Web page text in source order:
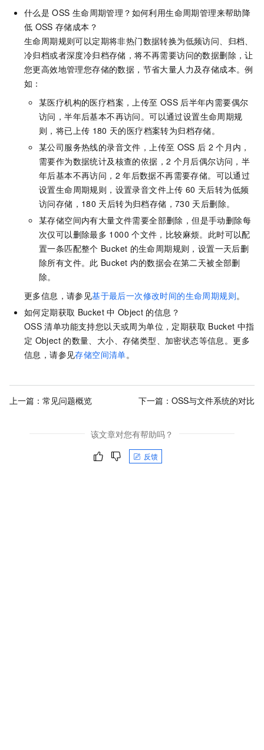
什么是 OSS 生命周期管理？如何利用生命周期管理来帮助降
低 OSS 存储成本？
生命周期规则可以定期将非热门数据转换为低频访问、归档、
冷归档或者深度冷归档存储，将不再需要访问的数据删除，让
您更高效地管理您存储的数据，节省大量人力及存储成本。例
如：
某医疗机构的医疗档案，上传至 OSS 后半年内需要偶尔
访问，半年后基本不再访问。可以通过设置生命周期规
则，将已上传 180 天的医疗档案转为归档存储。
某公司服务热线的录音文件，上传至 OSS 后 2 个月内，
需要作为数据统计及核查的依据，2 个月后偶尔访问，半
年后基本不再访问，2 年后数据不再需要存储。可以通过
设置生命周期规则，设置录音文件上传 60 天后转为低频
访问存储，180 天后转为归档存储，730 天后删除。
某存储空间内有大量文件需要全部删除，但是手动删除每
次仅可以删除最多 1000 个文件，比较麻烦。此时可以配
置一条匹配整个 Bucket 的生命周期规则，设置一天后删
除所有文件。此 Bucket 内的数据会在第二天被全部删
除。
更多信息，请参见基于最后一次修改时间的生命周期规则。
如何定期获取 Bucket 中 Object 的信息？
OSS 清单功能支持您以天或周为单位，定期获取 Bucket 中指
定 Object 的数量、大小、存储类型、加密状态等信息。更多
信息，请参见存储空间清单。
上一篇： 常见问题概览 下一篇： OSS与文件系统的对比
该文章对您有帮助吗？
反馈